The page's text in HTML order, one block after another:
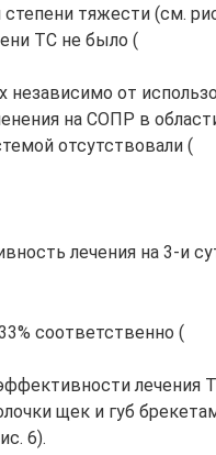
тяжести (см.
ТС не было (
независимо от
на СОПР в
отсутствовали (
лечения на 3-и
соответственно (
лечения
щек и губ
6).